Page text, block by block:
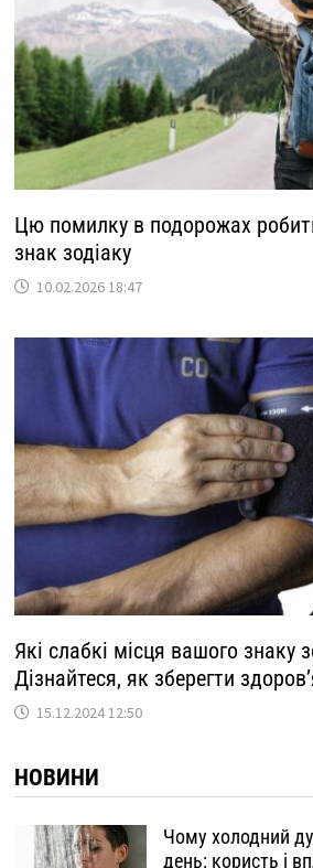
Цю помилку в подорожах
знак зодіаку
10.02.2026 18:47
Які слабкі місця вашого знаку
Дізнайтеся, як зберегти
15.12.2024 12:50
НОВИНИ
Чому холодний
день: користь і